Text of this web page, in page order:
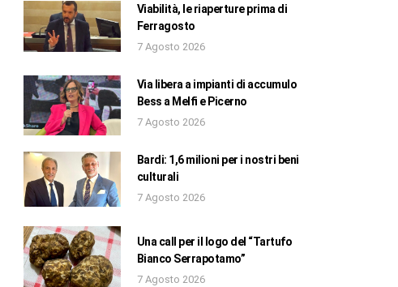
Viabilità, le riaperture prima di
Ferragosto
7 Agosto 2026
Via libera a impianti di accumulo
Bess a Melfi e Picerno
7 Agosto 2026
Bardi: 1,6 milioni per i nostri beni
culturali
7 Agosto 2026
Una call per il logo del “Tartufo
Bianco Serrapotamo”
7 Agosto 2026